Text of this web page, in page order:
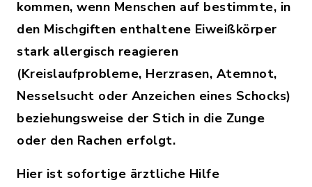
kommen, wenn Menschen auf bestimmte, in
den Mischgiften enthaltene Eiweißkörper
stark allergisch reagieren
(Kreislaufprobleme, Herzrasen, Atemnot,
Nesselsucht oder Anzeichen eines Schocks)
beziehungsweise der Stich in die Zunge
oder den Rachen erfolgt.
Hier ist sofortige ärztliche Hilfe